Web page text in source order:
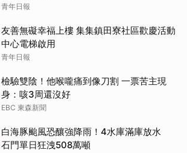
青年日報
友善無礙幸福上樓 集集鎮田寮社區歡慶活動
中心電梯啟用
青年日報
檢驗雙陰！他喉嚨痛到像刀割 一票苦主現
身：咳3周還沒好
EBC 東森新聞
白海豚颱風恐釀強降雨！4水庫滿庫放水
石門單日狂洩508萬噸